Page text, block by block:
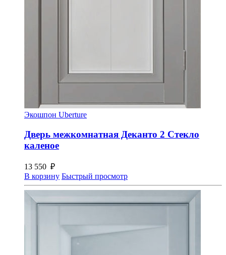
Экошпон Uberture
Дверь межкомнатная Деканто 2 Стекло
каленое
13 550 ₽
В корзину Быстрый просмотр